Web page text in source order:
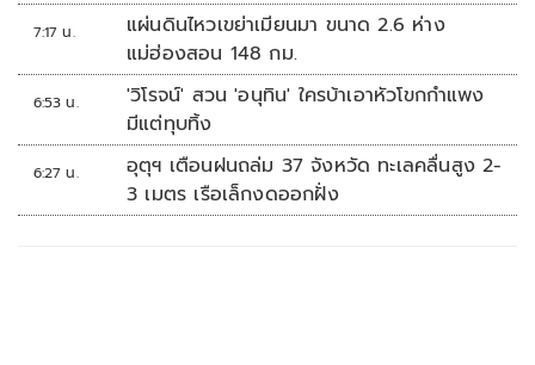
7:17 น.
แผ่นดินไหวเขย่าเมียนมา ขนาด 2.6 ห่าง
แม่ฮ่องสอน 148 กม.
6:53 น.
'วิโรจน์' สวน 'อนุทิน' ใครบ้าเอาหัวโขกกำแพง
มีแต่ทุบทิ้ง
6:27 น.
อุตุฯ เตือนฝนถล่ม 37 จังหวัด ทะเลคลื่นสูง 2-
3 เมตร เรือเล็กงดออกฝั่ง